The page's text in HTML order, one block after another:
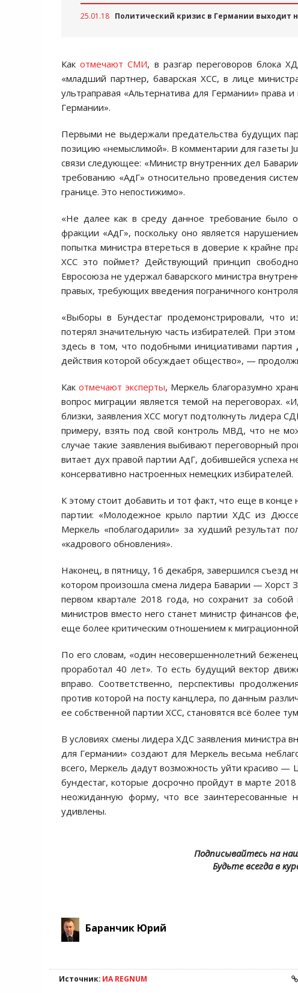
25.01.18 Политический кризис в Германии выходит
Какотмечают СМИ, в разгар переговоров блока
«младший партнер, баварская ХСС, в лице
ультраправая «Альтернатива для Германии» права
Германии».
Первыми не выдержали предательства будущих
позицию «немыслимой». В комментарии для газеты
связи следующее: «Министр внутренних дел
требованию «АдГ» относительно проведения
границе. Это непостижимо».
«Не далее как в среду данное требование было
фракции «АдГ», поскольку оно является
попытка министра втереться в доверие к крайне
ХСС это поймет? Действующий принцип
Евросоюза не удержал баварского министра
правых, требующих введения пограничного
«Выборы в Бундестаг продемонстрировали, что
потерял значительную часть избирателей. При
здесь в том, что подобными инициативами партия
действия которой обсуждает общество», —
Как отмечают эксперты, Меркель благоразумно
вопрос миграции является темой на переговорах.
близки, заявления ХСС могут подтолкнуть лидера
примеру, взять под свой контроль МВД, что не
случае такие заявления выбивают переговорный
витает дух правой партии АдГ, добившейся успеха
консервативно настроенных немецких избирателей.
К этому стоит добавить и тот факт, что еще в
партии: «Молодежное крыло партии ХДС из
Меркель «поблагодарили» за худший результат
«кадрового обновления».
Наконец, в пятницу, 16 декабря, завершился съезд
котором произошла смена лидера Баварии — Хорст
первом квартале 2018 года, но сохранит за собой
министров вместо него станет министр финансов
еще более критическим отношением к
По его словам, «один несовершеннолетний
проработал 40 лет». То есть будущий вектор
вправо. Соответственно, перспективы
против которой на посту канцлера, по данным
ее собственной партии ХСС, становятся всё более
В условиях смены лидера ХДС заявления министра
для Германии» создают для Меркель весьма
всего, Меркель дадут возможность уйти красиво
бундестаг, которые досрочно пройдут в марте
неожиданную форму, что все
удивлены.
Подписывайтесь на
Будьте всегда в
Баранчик Юрий
Источник: ИА REGNUM